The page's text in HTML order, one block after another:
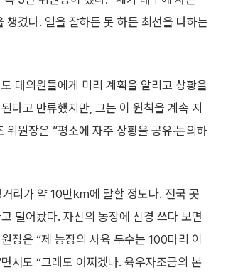
겼다. 일을 잘하든 못 하든 최선을 다하는
대의원들에게 미리 계획을 알리고 상황을
다고 만류했지만, 그는 이 원칙을 계속 지
원장은 “평소에 자주 상황을 공유·논의하
거리가 약 10만㎞에 달할 정도다. 전국 곳
털어놨다. 자신의 농장에 신경 쓰다 보면
장은 “제 농장의 사육 두수는 100마리 이
서도 “그래도 어쩌겠나. 육우자조금의 본